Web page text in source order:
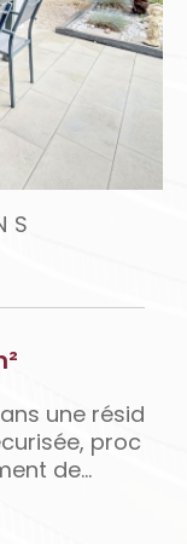
une résid
proc
de...